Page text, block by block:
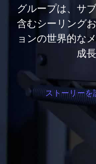
グループは、サ
含むシーリング
ョンの世界的な
成
ストーリーを